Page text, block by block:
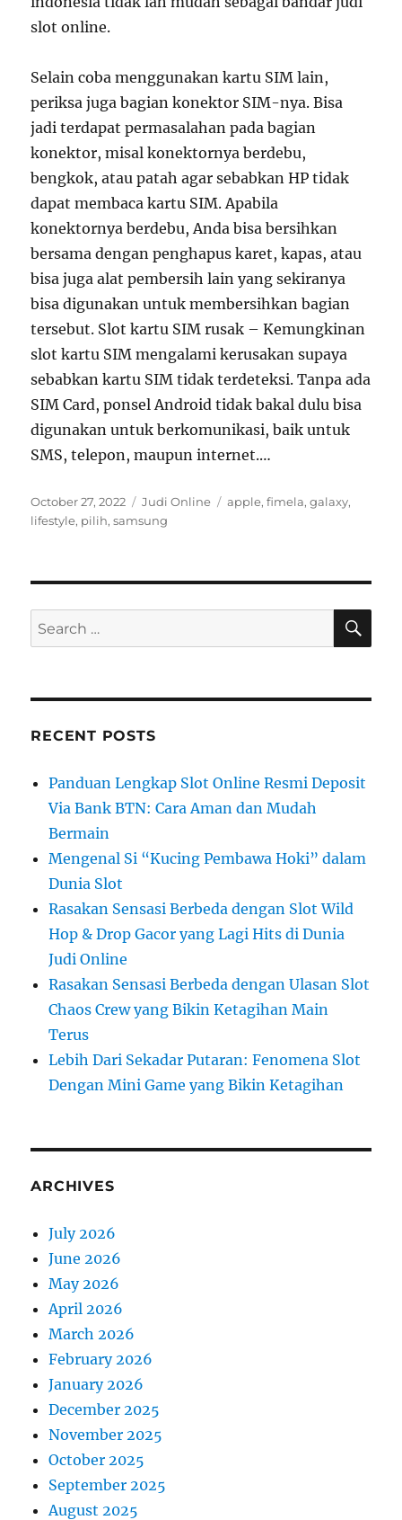
slot online.
Selain coba menggunakan kartu SIM lain,
periksa juga bagian konektor SIM-nya. Bisa
jadi terdapat permasalahan pada bagian
konektor, misal konektornya berdebu,
bengkok, atau patah agar sebabkan HP tidak
dapat membaca kartu SIM. Apabila
konektornya berdebu, Anda bisa bersihkan
bersama dengan penghapus karet, kapas, atau
bisa juga alat pembersih lain yang sekiranya
bisa digunakan untuk membersihkan bagian
tersebut. Slot kartu SIM rusak – Kemungkinan
slot kartu SIM mengalami kerusakan supaya
sebabkan kartu SIM tidak terdeteksi. Tanpa ada
SIM Card, ponsel Android tidak bakal dulu bisa
digunakan untuk berkomunikasi, baik untuk
SMS, telepon, maupun internet.…
Posted
on
October 27, 2022 Categories
Judi Online Tags
apple,fimela,galaxy,
lifestyle, pilih,samsung
Search
for:
RECENT POSTS
Panduan Lengkap Slot Online Resmi Deposit
Via Bank BTN: Cara Aman dan Mudah
Bermain
Mengenal Si “Kucing Pembawa Hoki” dalam
Dunia Slot
Rasakan Sensasi Berbeda dengan Slot Wild
Hop & Drop Gacor yang Lagi Hits di Dunia
Judi Online
Rasakan Sensasi Berbeda dengan Ulasan Slot
Chaos Crew yang Bikin Ketagihan Main
Terus
Lebih Dari Sekadar Putaran: Fenomena Slot
Dengan Mini Game yang Bikin Ketagihan
ARCHIVES
July 2026
June 2026
May 2026
April 2026
March 2026
February 2026
January 2026
December 2025
November 2025
October 2025
September 2025
August 2025